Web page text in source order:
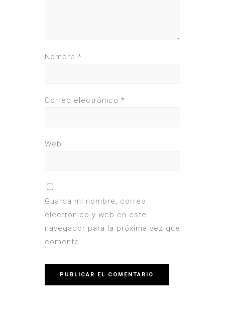
Nombre *
Correo electrónico *
Web
Guarda mi nombre, correo
electrónico y web en este
navegador para la próxima vez que
comente.